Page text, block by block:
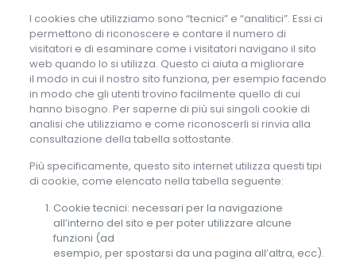
I cookies che utilizziamo sono “tecnici” e “analitici”. Essi ci
permettono di riconoscere e contare il numero di
visitatori e di esaminare come i visitatori navigano il sito
web quando lo si utilizza. Questo ci aiuta a migliorare
il modo in cui il nostro sito funziona, per esempio facendo
in modo che gli utenti trovino facilmente quello di cui
hanno bisogno. Per saperne di più sui singoli cookie di
analisi che utilizziamo e come riconoscerli si rinvia alla
consultazione della tabella sottostante.
Più specificamente, questo sito internet utilizza questi tipi
di cookie, come elencato nella tabella seguente:
Cookie tecnici: necessari per la navigazione
all’interno del sito e per poter utilizzare alcune
funzioni (ad
esempio, per spostarsi da una pagina all’altra, ecc).